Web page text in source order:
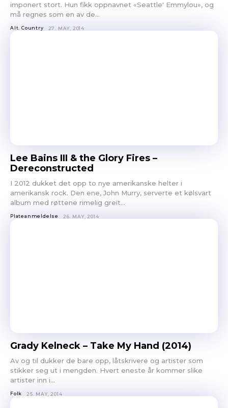
imponert stort. Hun fikk oppnavnet «Seattle' Emmylou», og
må regnes som en av de...
Alt. Country 27. MAY, 2014
Lee Bains III & the Glory Fires –
Dereconstructed
I 2012 dukket det opp to nye amerikanske helter i
amerikansk rock. Den ene, John Murry, serverte et kølsvart
album med røttene rimelig greit...
Plateanmeldelse 26. MAY, 2014
Grady Kelneck – Take My Hand (2014)
Av og til dukker de bare opp, låtskrivere og artister som
stikker seg ut i mengden. Hvert eneste år kommer slike
artister inn i...
Folk 25. MAY, 2014